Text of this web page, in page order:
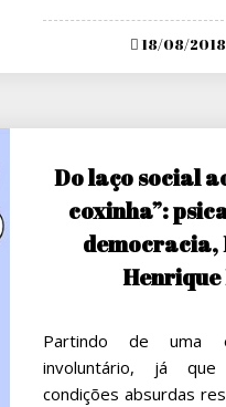
Posted
18/08/2018
Do laço social
coxinha”:
democracia,
Partindo de uma
involuntário, já
condições absurdas